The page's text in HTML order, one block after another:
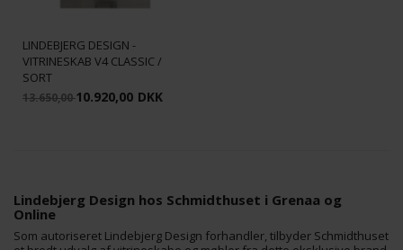
LINDEBJERG DESIGN -
VITRINESKAB V4 CLASSIC /
SORT
13.650,0010.920,00 DKK
Lindebjerg Design hos Schmidthuset i Grenaa og
Online
Som autoriseret Lindebjerg Design forhandler, tilbyder Schmidthuset